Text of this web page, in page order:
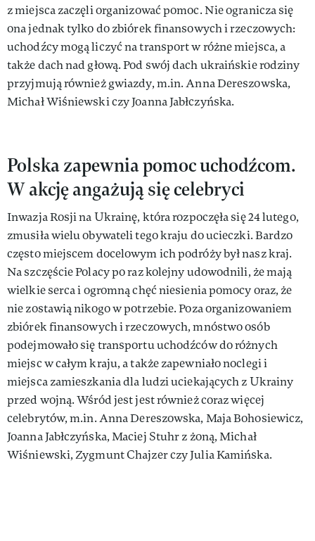
z miejsca zaczęli organizować pomoc. Nie ogranicza się
ona jednak tylko do zbiórek finansowych i rzeczowych:
uchodźcy mogą liczyć na transport w różne miejsca, a
także dach nad głową. Pod swój dach ukraińskie rodziny
przyjmują również gwiazdy, m.in. Anna Dereszowska,
Michał Wiśniewski czy Joanna Jabłczyńska.
Polska zapewnia pomoc uchodźcom.
W akcję angażują się celebryci
Inwazja Rosji na Ukrainę, która rozpoczęła się 24 lutego,
zmusiła wielu obywateli tego kraju do ucieczki. Bardzo
często miejscem docelowym ich podróży był nasz kraj.
Na szczęście Polacy po raz kolejny udowodnili, że mają
wielkie serca i ogromną chęć niesienia pomocy oraz, że
nie zostawią nikogo w potrzebie. Poza organizowaniem
zbiórek finansowych i rzeczowych, mnóstwo osób
podejmowało się transportu uchodźców do różnych
miejsc w całym kraju, a także zapewniało noclegi i
miejsca zamieszkania dla ludzi uciekających z Ukrainy
przed wojną. Wśród jest jest również coraz więcej
celebrytów, m.in. Anna Dereszowska, Maja Bohosiewicz,
Joanna Jabłczyńska, Maciej Stuhr z żoną, Michał
Wiśniewski, Zygmunt Chajzer czy Julia Kamińska.